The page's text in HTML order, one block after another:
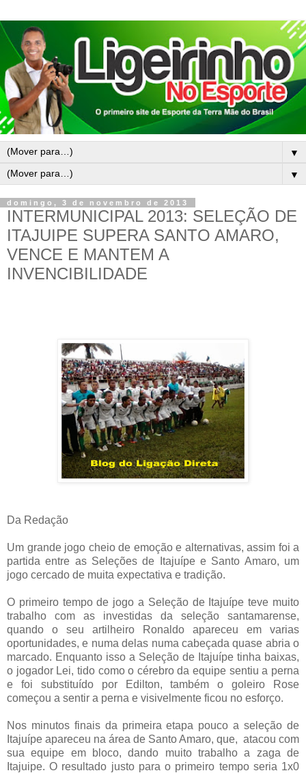
▼
▼
domingo, 3 de novembro de 2013
INTERMUNICIPAL 2013: SELEÇÃO DE
ITAJUIPE SUPERA SANTO AMARO,
VENCE E MANTEM A
INVENCIBILIDADE
Da Redação
Um grande jogo cheio de emoção e alternativas, assim foi a
partida entre as Seleções de Itajuípe e Santo Amaro, um
jogo cercado de muita expectativa e tradição.
O primeiro tempo de jogo a Seleção de Itajuípe teve muito
trabalho com as investidas da seleção santamarense,
quando o seu artilheiro Ronaldo apareceu em varias
oportunidades, e numa delas numa cabeçada quase abria o
marcado. Enquanto isso a Seleção de Itajuípe tinha baixas,
o jogador Lei, tido como o cérebro da equipe sentiu a perna
e foi substituído por Edilton, também o goleiro Rose
começou a sentir a perna e visivelmente ficou no esforço.
Nos minutos finais da primeira etapa pouco a seleção de
Itajuípe apareceu na área de Santo Amaro, que, atacou com
sua equipe em bloco, dando muito trabalho a zaga de
Itajuipe. O resultado justo para o primeiro tempo seria 1x0